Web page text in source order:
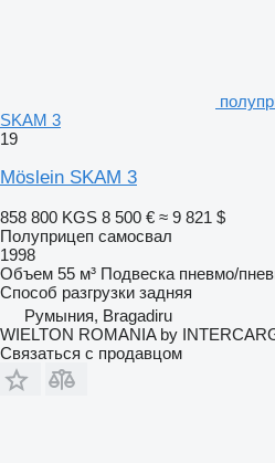
SKAM 3
19
Möslein SKAM 3
858 800 KGS 8 500 € ≈ 9 821 $
Полуприцеп самосвал
1998
Объем 55 м³ Подвеска пневмо/
Способ разгрузки задняя
Румыния, Bragadiru
WIELTON ROMANIA by
Связаться с продавцом